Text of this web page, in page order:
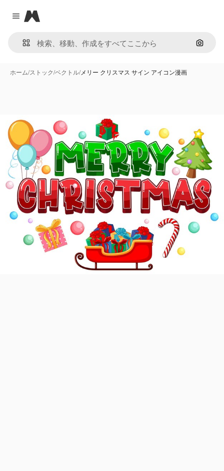
Close menu
Magnific
画像で
ホーム/ストック/ベクトル/メリー クリスマス サイン アイコン漫画